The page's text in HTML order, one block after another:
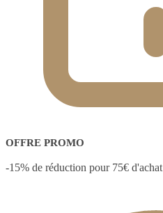
OFFRE PROMO
-15% de réduction pour 75€ d'achat